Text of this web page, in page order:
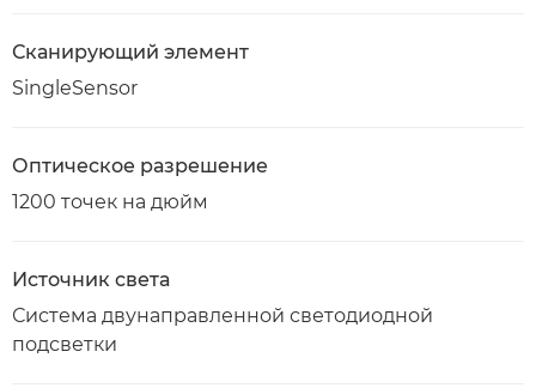
Сканирующий элемент
SingleSensor
Оптическое разрешение
1200 точек на дюйм
Источник света
Система двунаправленной светодиодной
подсветки